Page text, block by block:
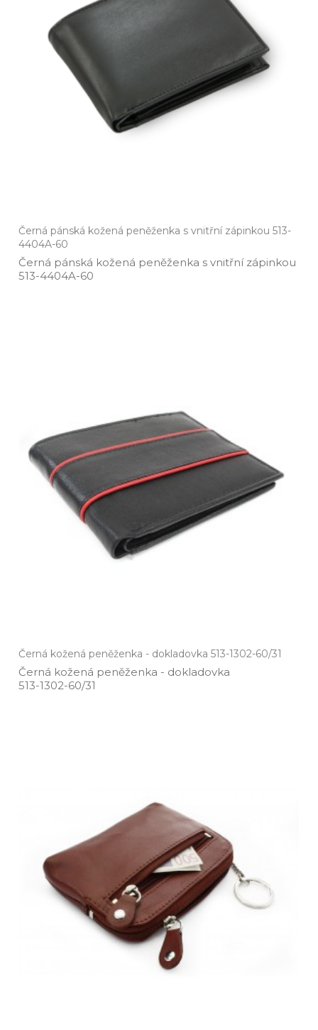
Černá pánská kožená peněženka s vnitřní zápinkou 513-
4404A-60
Černá pánská kožená peněženka s vnitřní zápinkou
513­-4404A­-60
Černá kožená peněženka - dokladovka 513-1302-60/31
Černá kožená peněženka ­- dokladovka
513­-1302­-60/31